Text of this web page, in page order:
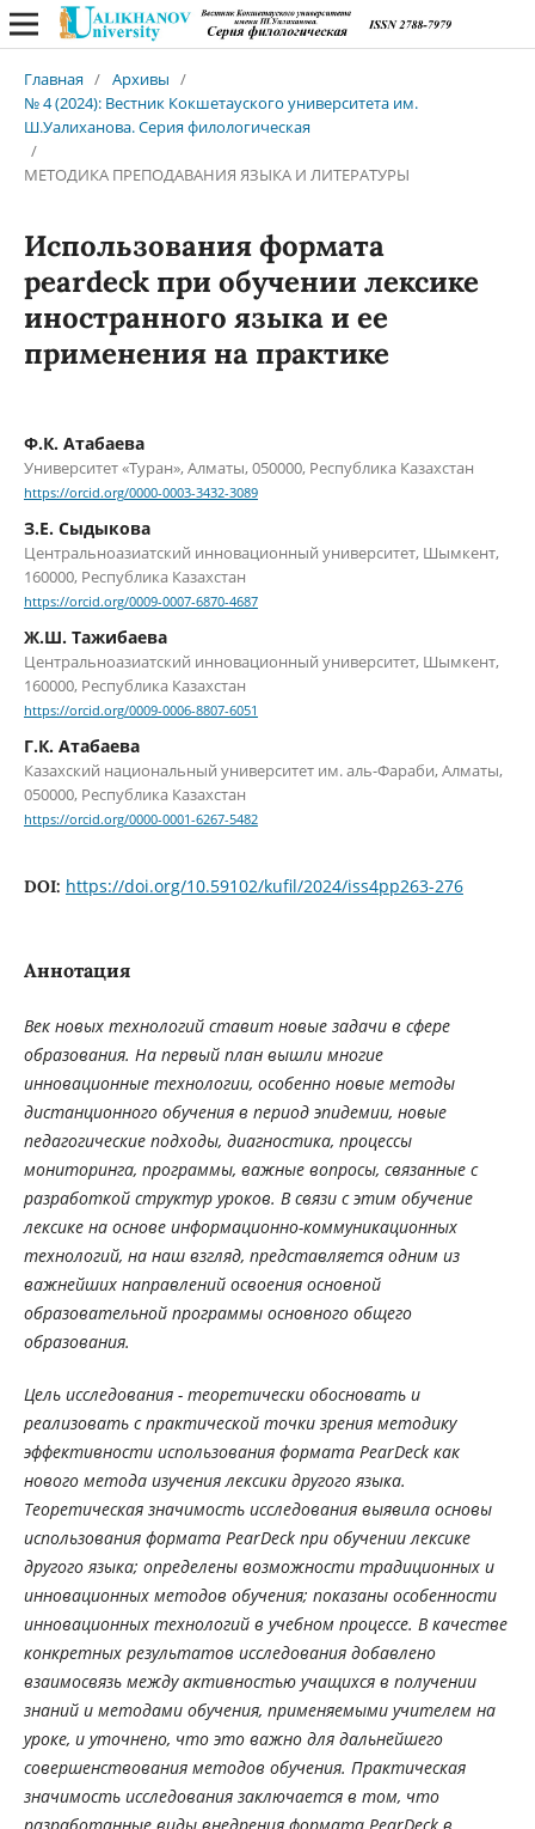
Главная / Архивы /
№ 4 (2024): Вестник Кокшетауского университета им.
Ш.Уалиханова. Серия филологическая
/
МЕТОДИКА ПРЕПОДАВАНИЯ ЯЗЫКА И ЛИТЕРАТУРЫ
Использования формата
peardeck при обучении лексике
иностранного языка и ее
применения на практике
Ф.К. Атабаева
Университет «Туран», Алматы, 050000, Республика Казахстан
https://orcid.org/0000-0003-3432-3089
З.Е. Cыдыкова
Центральноазиатский инновационный университет, Шымкент,
160000, Республика Казахстан
https://orcid.org/0009-0007-6870-4687
Ж.Ш. Тажибаева
Центральноазиатский инновационный университет, Шымкент,
160000, Республика Казахстан
https://orcid.org/0009-0006-8807-6051
Г.К. Атабаева
Казахский национальный университет им. аль-Фараби, Алматы,
050000, Республика Казахстан
https://orcid.org/0000-0001-6267-5482
DOI: https://doi.org/10.59102/kufil/2024/iss4pp263-276
Аннотация
Век новых технологий ставит новые задачи в сфере
образования. На первый план вышли многие
инновационные технологии, особенно новые методы
дистанционного обучения в период эпидемии, новые
педагогические подходы, диагностика, процессы
мониторинга, программы, важные вопросы, связанные с
разработкой структур уроков. В связи с этим обучение
лексике на основе информационно-коммуникационных
технологий, на наш взгляд, представляется одним из
важнейших направлений освоения основной
образовательной программы основного общего
образования.
Цель исследования - теоретически обосновать и
реализовать с практической точки зрения методику
эффективности использования формата PearDeck как
нового метода изучения лексики другого языка.
Теоретическая значимость исследования выявила основы
использования формата PearDeck при обучении лексике
другого языка; определены возможности традиционных и
инновационных методов обучения; показаны особенности
инновационных технологий в учебном процессе. В качестве
конкретных результатов исследования добавлено
взаимосвязь между активностью учащихся в получении
знаний и методами обучения, применяемыми учителем на
уроке, и уточнено, что это важно для дальнейшего
совершенствования методов обучения. Практическая
значимость исследования заключается в том, что